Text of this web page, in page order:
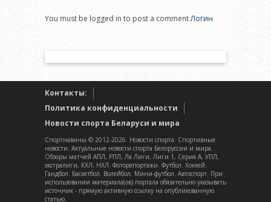
You must be logged in to post a commentЛогин
Контакты:
Политика конфиденциальности
Новости спорта Беларуси и мира
Спортнавины © 2012-2026. Новости спорта. Спортивные
новости. Актуальные новости спорта Белоруссии и мира.
Обзоры матчей АПЛ, РПЛ, Ла Лиги, Лиги 1, Серия А, УПЛ,
экстралиги, КХЛ, НХЛ. Фоторепортажи. Футбол. Хоккей.
Гандбол. Баскетбол. Волейбол. Мини-футбол. Автоспорт. При
использовании материала(ов) портала обязательно указывать
источник - прямую активную ссылку на опубликованную
статью.